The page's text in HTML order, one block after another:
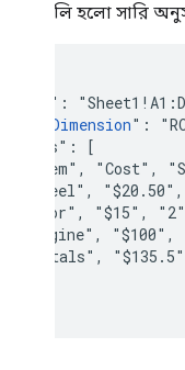
অ্যারেগুলি হলো সারি
majorDimension":
[
["Item", "Cost",
["Wheel",
["Door", "$15",
["Engine", "$100",
["Totals",